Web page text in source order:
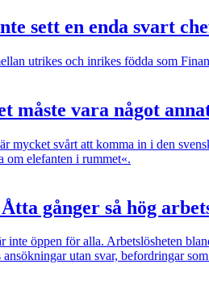
sett en enda svart
utrikes och inrikes födda som
måste vara något
mycket svårt att komma in i den
om elefanten i rummet«.
gånger så hög
inte öppen för alla. Arbetslösheten
utan svar, befordringar